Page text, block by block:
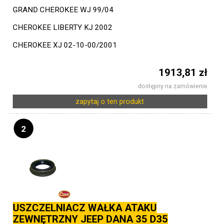
GRAND CHEROKEE WJ 99/04
CHEROKEE LIBERTY KJ 2002
CHEROKEE XJ 02-10-00/2001
1913,81 zł
dostępny na zamówienie
zapytaj o ten produkt
2
USZCZELNIACZ WAŁKA ATAKU
ZEWNĘTRZNY JEEP DANA 35 D35